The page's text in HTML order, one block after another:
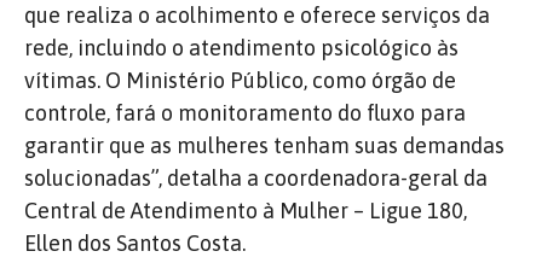
que realiza o acolhimento e oferece serviços da
rede, incluindo o atendimento psicológico às
vítimas. O Ministério Público, como órgão de
controle, fará o monitoramento do fluxo para
garantir que as mulheres tenham suas demandas
solucionadas”, detalha a coordenadora-geral da
Central de Atendimento à Mulher – Ligue 180,
Ellen dos Santos Costa.